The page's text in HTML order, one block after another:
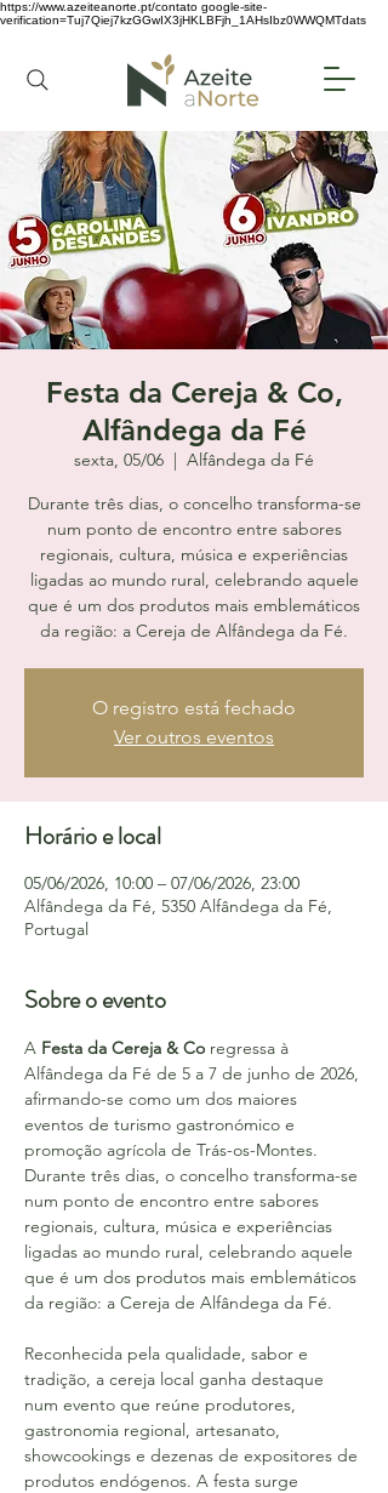
https://www.azeiteanorte.pt/contato google-site-
verification=Tuj7Qiej7kzGGwIX3jHKLBFjh_1AHsIbz0WWQMTdats
Festa da Cereja & Co,
Alfândega da Fé
sexta, 05/06
  |
Alfândega da Fé
Durante três dias, o concelho transforma-se
num ponto de encontro entre sabores
regionais, cultura, música e experiências
ligadas ao mundo rural, celebrando aquele
que é um dos produtos mais emblemáticos
da região: a Cereja de Alfândega da Fé.
O registro está fechado
Ver outros eventos
Horário e local
05/06/2026, 10:00 – 07/06/2026, 23:00
Alfândega da Fé, 5350 Alfândega da Fé,
Portugal
Sobre o evento
A Festa da Cereja & Co regressa à
Alfândega da Fé de 5 a 7 de junho de 2026,
afirmando-se como um dos maiores
eventos de turismo gastronómico e
promoção agrícola de Trás-os-Montes.
Durante três dias, o concelho transforma-se
num ponto de encontro entre sabores
regionais, cultura, música e experiências
ligadas ao mundo rural, celebrando aquele
que é um dos produtos mais emblemáticos
da região: a Cereja de Alfândega da Fé.
Reconhecida pela qualidade, sabor e
tradição, a cereja local ganha destaque
num evento que reúne produtores,
gastronomia regional, artesanato,
showcookings e dezenas de expositores de
produtos endógenos. A festa surge